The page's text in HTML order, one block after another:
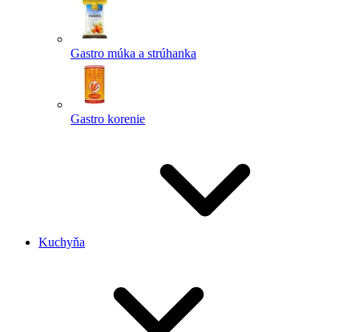
Gastro múka a strúhanka
Gastro korenie
Kuchyňa